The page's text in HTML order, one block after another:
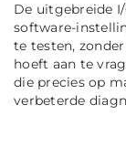
De uitgebreide
software-
te testen,
hoeft aan te
die precies op
verbeterde